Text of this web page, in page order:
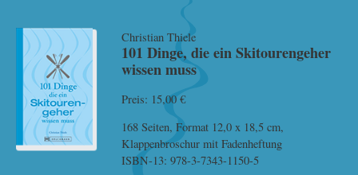
Christian Thiele
101 Dinge, die ein Skitouren­geher
wissen muss
Preis: 15,00 €
168 Seiten, Format 12,0 x 18,5 cm,
Klappenbroschur mit Fadenheftung
ISBN-13: 978-3-7343-1150-5